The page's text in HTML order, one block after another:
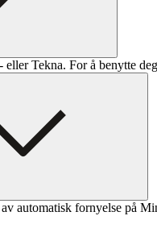
Tekna. For å benytte
automatisk fornyelse på